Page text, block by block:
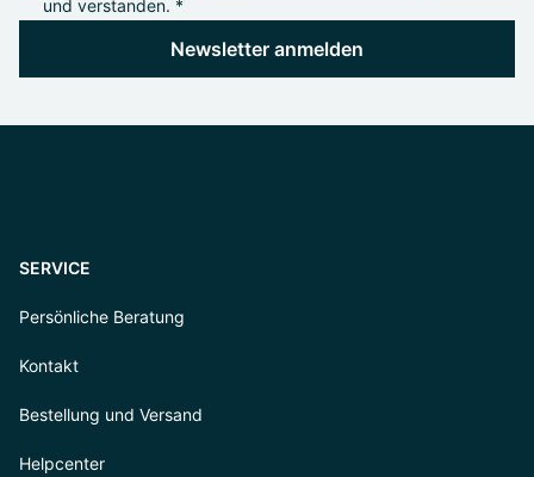
und verstanden. *
Newsletter anmelden
SERVICE
Persönliche Beratung
Kontakt
Bestellung und Versand
Helpcenter